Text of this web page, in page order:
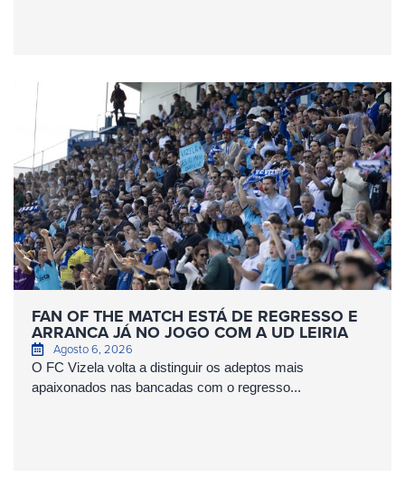
FAN OF THE MATCH ESTÁ DE REGRESSO E
ARRANCA JÁ NO JOGO COM A UD LEIRIA
Agosto 6, 2026
O FC Vizela volta a distinguir os adeptos mais
apaixonados nas bancadas com o regresso...